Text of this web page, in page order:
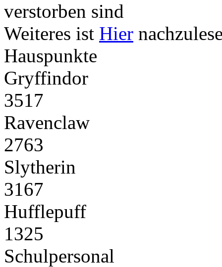
verstorben sind
Weiteres ist Hier
Hauspunkte
Gryffindor
3517
Ravenclaw
2763
Slytherin
3167
Hufflepuff
1325
Schulpersonal